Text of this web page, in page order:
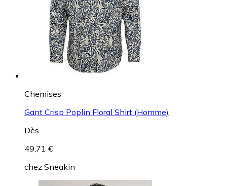
Chemises
Gant Crisp Poplin Floral Shirt (Homme)
Dès
49,71 €
chez Sneakin